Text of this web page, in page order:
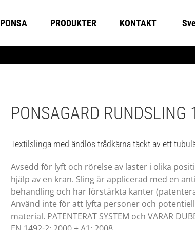
PONSA PRODUKTER KONTAKT
PONSAGARD RUNDSLING
Textilslinga med ändlös trådkärna täckt av ett
Avsedd för lyft och rörelse av laster i olika
hjälp av en kran. Sling är applicerad med en
behandling och har förstärkta kanter
Använd inte för att lyfta personer och
material. PATENTERAT SYSTEM och VARAR